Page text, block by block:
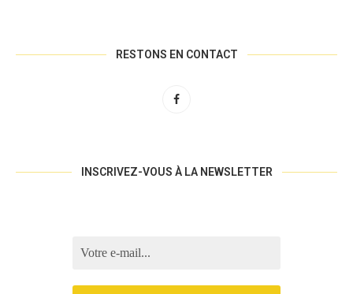
RESTONS EN CONTACT
INSCRIVEZ-VOUS À LA NEWSLETTER